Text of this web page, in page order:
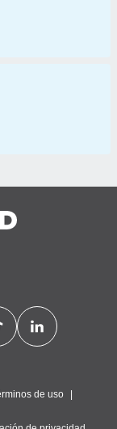
de uso